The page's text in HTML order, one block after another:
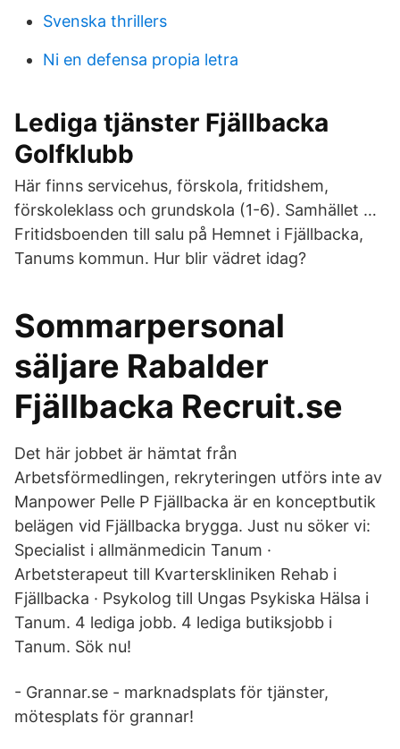
Svenska thrillers
Ni en defensa propia letra
Lediga tjänster Fjällbacka
Golfklubb
Här finns servicehus, förskola, fritidshem,
förskoleklass och grundskola (1-6). Samhället …
Fritidsboenden till salu på Hemnet i Fjällbacka,
Tanums kommun. Hur blir vädret idag?
Sommarpersonal
säljare Rabalder
Fjällbacka Recruit.se
Det här jobbet är hämtat från
Arbetsförmedlingen, rekryteringen utförs inte av
Manpower Pelle P Fjällbacka är en konceptbutik
belägen vid Fjällbacka brygga. Just nu söker vi:
Specialist i allmänmedicin Tanum ·
Arbetsterapeut till Kvarterskliniken Rehab i
Fjällbacka · Psykolog till Ungas Psykiska Hälsa i
Tanum. 4 lediga jobb. 4 lediga butiksjobb i
Tanum. Sök nu!
- Grannar.se - marknadsplats för tjänster,
mötesplats för grannar!